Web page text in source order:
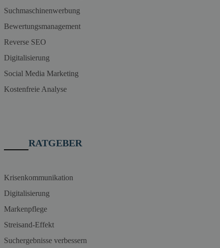
Suchmaschinenwerbung
Bewertungsmanagement
Reverse SEO
Digitalisierung
Social Media Marketing
Kostenfreie Analyse
RATGEBER
Krisenkommunikation
Digitalisierung
Markenpflege
Streisand-Effekt
Suchergebnisse verbessern